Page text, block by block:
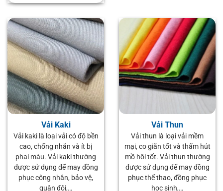
Vải Kaki
Vải kaki là loại vải có độ bền
cao, chống nhăn và ít bị
phai màu. Vải kaki thường
được sử dụng để may đồng
phục công nhân, bảo vệ,
quân đội,…
Vải Thun
Vải thun là loại vải mềm
mại, co giãn tốt và thấm hút
mồ hôi tốt. Vải thun thường
được sử dụng để may đồng
phục thể thao, đồng phục
học sinh,…